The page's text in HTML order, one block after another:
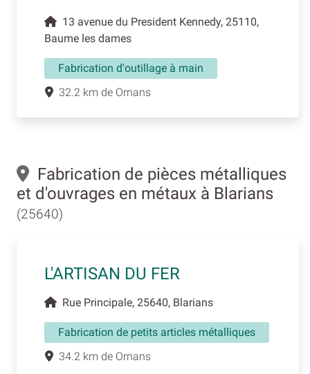
13 avenue du President Kennedy, 25110,
Baume les dames
Fabrication d'outillage à main
32.2 km de Ornans
Fabrication de pièces métalliques
et d'ouvrages en métaux à Blarians
(25640)
L'ARTISAN DU FER
Rue Principale, 25640, Blarians
Fabrication de petits articles métalliques
34.2 km de Ornans